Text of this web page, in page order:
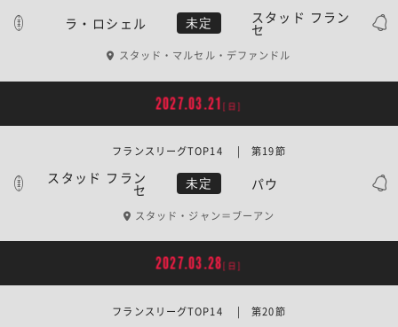
ラ・ロシェル 未定 スタッド フラン
セ
スタッド・マルセル・デファンドル
2027.03.21 [日]
スタッド フラン
セ 未定 パウ
フランスリーグTOP14 | 第19節
スタッド・ジャン＝ブーアン
2027.03.28[日]
フランスリーグTOP14 | 第20節